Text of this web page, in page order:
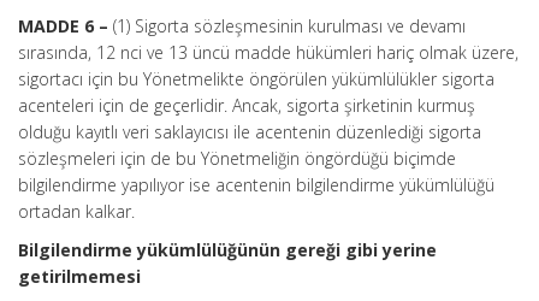
MADDE 6 – (1) Sigorta sözleşmesinin kurulması ve devamı
sırasında, 12 nci ve 13 üncü madde hükümleri hariç olmak üzere,
sigortacı için bu Yönetmelikte öngörülen yükümlülükler sigorta
acenteleri için de geçerlidir. Ancak, sigorta şirketinin kurmuş
olduğu kayıtlı veri saklayıcısı ile acentenin düzenlediği sigorta
sözleşmeleri için de bu Yönetmeliğin öngördüğü biçimde
bilgilendirme yapılıyor ise acentenin bilgilendirme yükümlülüğü
ortadan kalkar.
Bilgilendirme yükümlülüğünün gereği gibi yerine
getirilmemesi